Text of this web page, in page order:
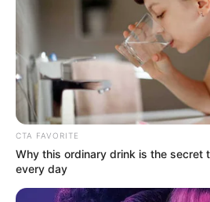
CTA FAVORITE
Why this ordinary drink is the secret
every day